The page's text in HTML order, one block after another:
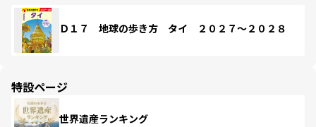
Ｄ１７ 地球の歩き方 タイ ２０２７～２０２８
特設ページ
世界遺産ランキング